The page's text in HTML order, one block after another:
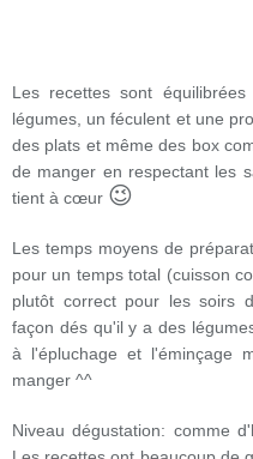
Les recettes sont
légumes, un féculent et une
des plats et même des box
de manger en respectant les
tient à cœur 😉
Les temps moyens de
pour un temps total (cuisson
plutôt correct pour les soirs
façon dés qu'il y a des
à l'épluchage et l'éminçage
manger ^^
Niveau dégustation: comme